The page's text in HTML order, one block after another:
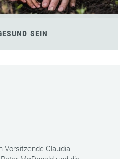
SEIN
Vorsitzende Claudia